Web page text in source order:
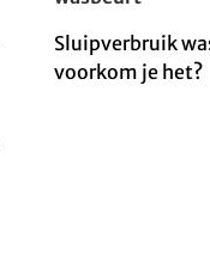
Sluipverbruik
voorkom je het?